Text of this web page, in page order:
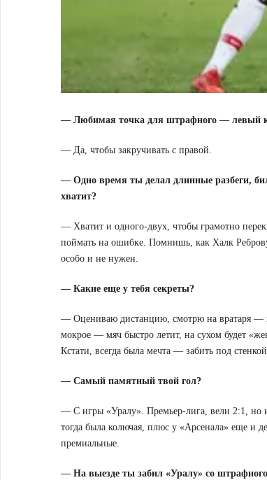
— Любимая точка для штрафного — левый
— Да, чтобы закручивать с правой.
— Одно время ты делал длинные разбеги,
хватит?
— Хватит и одного-двух, чтобы грамотно
поймать на ошибке. Помнишь, как Халк
особо и не нужен.
— Какие еще у тебя секреты?
— Оцениваю дистанцию, смотрю на вратаря —
мокрое — мяч быстро летит, на сухом будет
Кстати, всегда была мечта — забить под
— Самый памятный твой гол?
— С игры «Уралу». Премьер-лига, вели 2:1, но
тогда была колючая, плюс у «Арсенала» еще
премиальные.
— На выезде ты забил «Уралу» со